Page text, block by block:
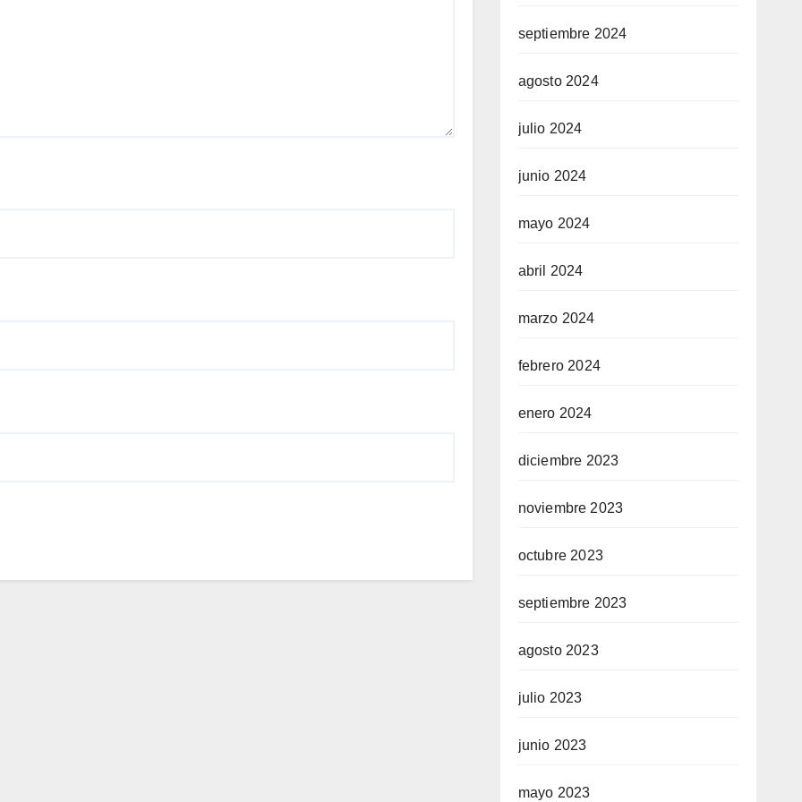
septiembre 2024
agosto 2024
julio 2024
junio 2024
mayo 2024
abril 2024
marzo 2024
febrero 2024
enero 2024
diciembre 2023
noviembre 2023
octubre 2023
septiembre 2023
agosto 2023
julio 2023
junio 2023
mayo 2023